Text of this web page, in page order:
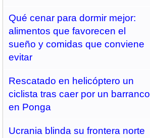
Qué cenar para dormir mejor:
alimentos que favorecen el
sueño y comidas que conviene
evitar
Rescatado en helicóptero un
ciclista tras caer por un barranco
en Ponga
Ucrania blinda su frontera norte